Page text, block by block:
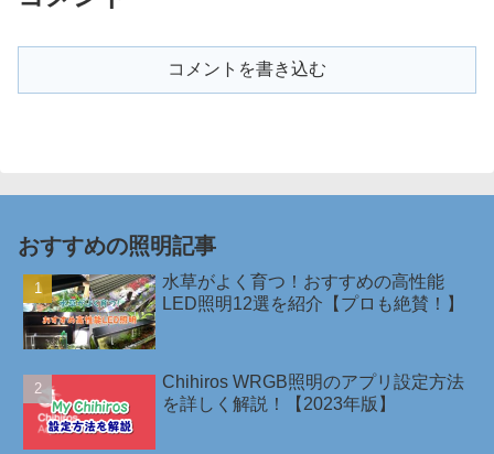
コメントを書き込む
おすすめの照明記事
水草がよく育つ！おすすめの高性能
LED照明12選を紹介【プロも絶賛！】
Chihiros WRGB照明のアプリ設定方法
を詳しく解説！【2023年版】